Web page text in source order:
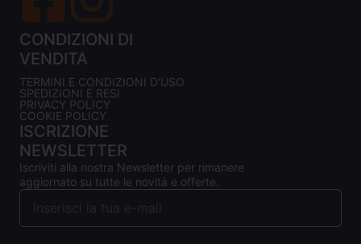
CONDIZIONI DI
VENDITA
TERMINI E CONDIZIONI D'USO
SPEDIZIONI E RESI
PRIVACY POLICY
COOKIE POLICY
ISCRIZIONE
NEWSLETTER
Iscriviti alla nostra Newsletter per rimanere
aggiornato su tutte le novità e offerte.